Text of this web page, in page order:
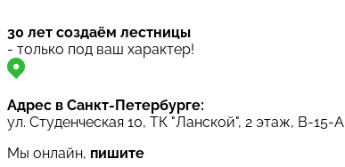
30 лет создаём лестницы
- только под ваш характер!
Адрес в Санкт-Петербурге:
ул. Студенческая 10, ТК "Ланской", 2 этаж, B-15-A
Мы онлайн, пишите